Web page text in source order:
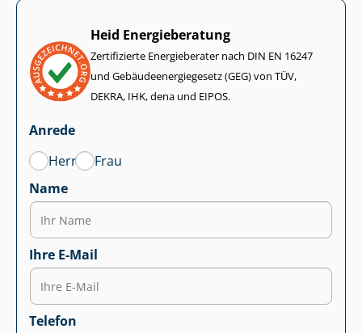
Heid Energieberatung
Zertifizierte Energieberater nach DIN EN 16247
und Ge­bäu­de­en­er­gie­ge­setz (GEG) von TÜV,
DEKRA, IHK, dena und EIPOS.
Anrede
Herr
Frau
Name
Ihre E-Mail
Telefon